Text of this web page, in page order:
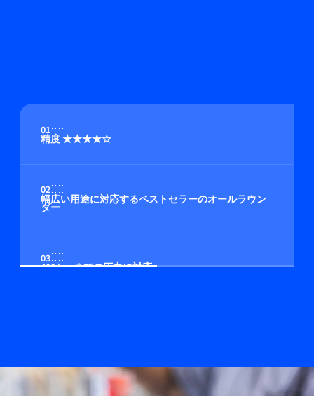
01
精度 ★★★★☆
02
幅広い用途に対応するベストセラーのオールラウン
ダー
03
400 bar までの圧力に対応
05
高純度および低ΔP用途向けモデルを含む